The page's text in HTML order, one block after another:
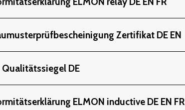
Zertifikat DE EN
Qualitätssiegel DE
ELMON inductive DE EN FR